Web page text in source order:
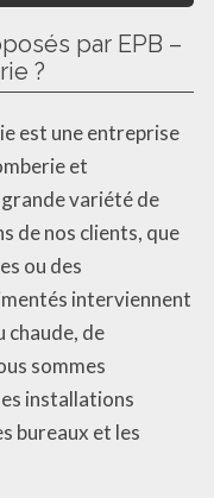
par EPB –
?
est une entreprise
et
variété de
de nos clients, que
ou des
interviennent
chaude, de
sommes
installations
bureaux et les